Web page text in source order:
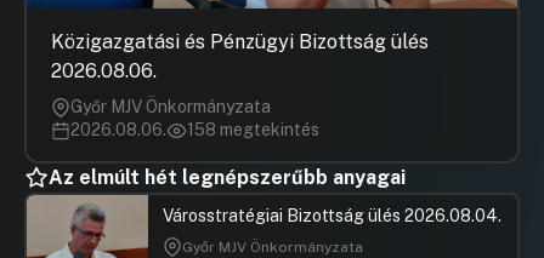
Közigazgatási és Pénzügyi Bizottság ülés
2026.08.06.
Győr MJV Önkormányzata
2026.08.06.
158 megtekintés
Az elmúlt hét legnépszerűbb anyagai
Városstratégiai Bizottság ülés 2026.08.04.
Győr MJV Önkormányzata